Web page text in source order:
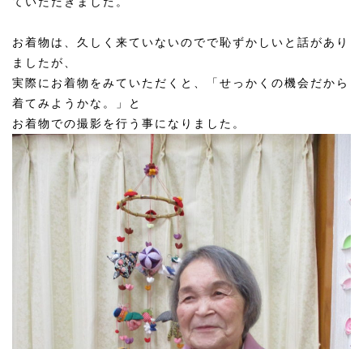
お着物は、久しく来ていないのでで恥ずかしいと話があり
ましたが、
実際にお着物をみていただくと、「せっかくの機会だから
着てみようかな。」と
お着物での撮影を行う事になりました。